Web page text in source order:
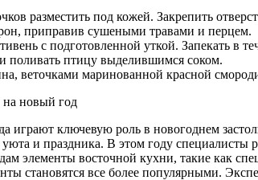
разместить под кожей. Закрепить
приправив сушеными травами и перцем.
с подготовленной уткой. Запекать в
поливать птицу выделившимся соком.
веточками маринованной красной
играют ключевую роль в новогоднем
и праздника. В этом году
элементы восточной кухни, такие как
становятся все более популярными.